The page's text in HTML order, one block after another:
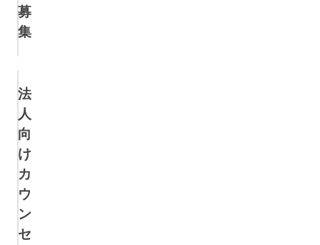
募
集
法
人
向
け
カ
ウ
ン
セ